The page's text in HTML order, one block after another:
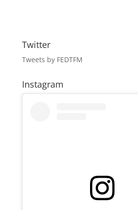
Twitter
Tweets by FEDTFM
Instagram